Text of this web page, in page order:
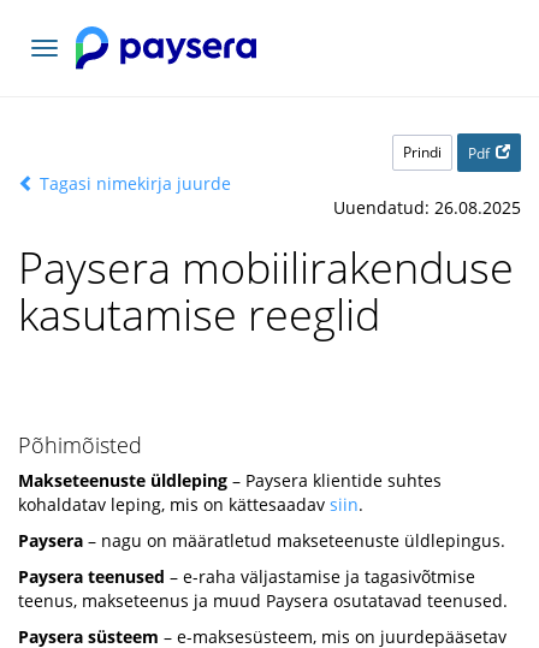
Vaheta
navigatsiooni
Prindi Pdf
Tagasi nimekirja juurde
Uuendatud: 26.08.2025
Paysera mobiilirakenduse
kasutamise reeglid
Põhimõisted
Makseteenuste üldleping – Paysera klientide suhtes
kohaldatav leping, mis on kättesaadav siin.
Paysera – nagu on määratletud makseteenuste üldlepingus.
Paysera teenused – e-raha väljastamise ja tagasivõtmise
teenus, makseteenus ja muud Paysera osutatavad teenused.
Paysera süsteem – e-maksesüsteem, mis on juurdepääsetav